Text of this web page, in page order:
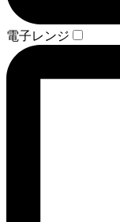
電子レンジ